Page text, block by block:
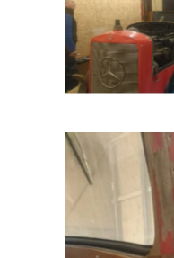
Oldtimer-
Mercedes